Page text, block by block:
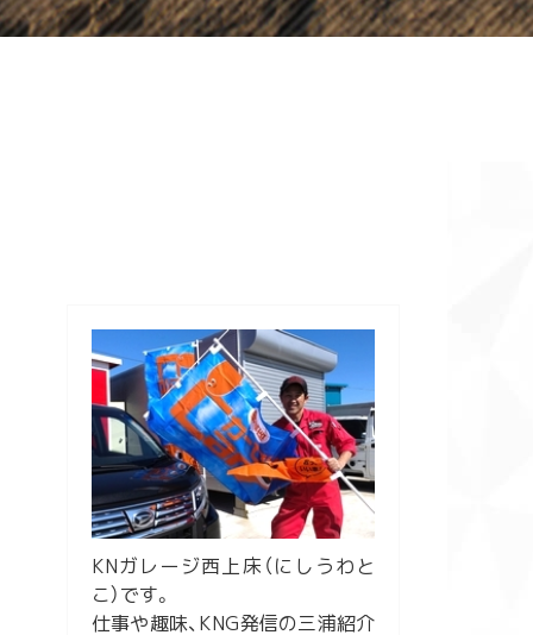
KNガレージ西上床（にしうわと
こ）です。
仕事や趣味、KNG発信の三浦紹介